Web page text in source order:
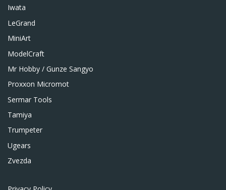
Iwata
LeGrand
MiniArt
ModelCraft
Mr Hobby / Gunze Sangyo
Proxxon Micromot
Sermar Tools
Tamiya
Trumpeter
Ugears
Zvezda